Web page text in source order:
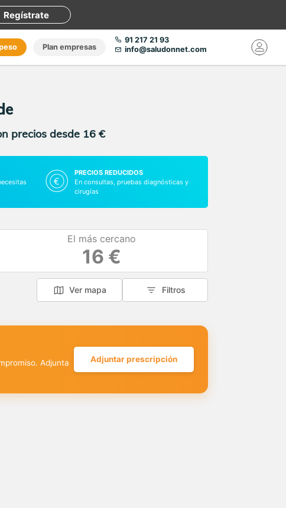
Regístrate
Plan empresas
91 217 21 93
info@saludonnet.com
precios desde 16 €
PRECIOS REDUCIDOS
En consultas, pruebas diagnósticas y
cirugías
El más cercano
16 €
Ver mapa Filtros
Adjunta
Adjuntar prescripción